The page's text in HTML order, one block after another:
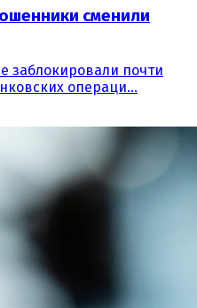
сменили
заблокировали почти
операци...